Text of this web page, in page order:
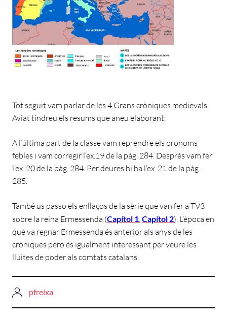
Tot seguit vam parlar de les 4 Grans cròniques medievals.
Aviat tindreu els resums que aneu elaborant.
A l’última part de la classe vam reprendre els pronoms
febles i vam corregir l’ex.19 de la pàg. 284. Després vam fer
l’ex. 20 de la pàg. 284. Per deures hi ha l’ex. 21 de la pàg.
285.
També us passo els enllaços de la sèrie que van fer a TV3
sobre la reina Ermessenda (Capítol 1 Capítol 2). L’època en
què va regnar Ermessenda és anterior als anys de les
cròniques però és igualment interessant per veure les
lluites de poder als comtats catalans.
pfreixa